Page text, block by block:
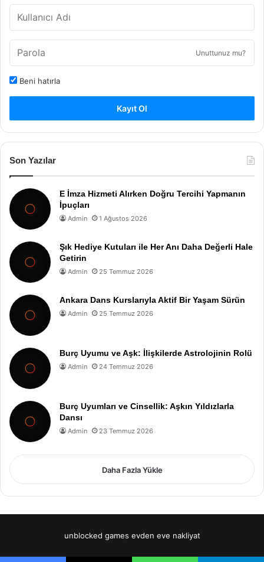
Unuttunuz mu?
Beni hatırla
Kayıt Ol
Son Yazılar
E İmza Hizmeti Alırken Doğru Tercihi Yapmanın
İpuçları
Admin 1 Ağustos 2026
Şık Hediye Kutuları ile Her Anı Daha Değerli Hale
Getirin
Admin 25 Temmuz 2026
Ankara Dans Kurslarıyla Aktif Bir Yaşam Sürün
Admin 25 Temmuz 2026
Burç Uyumu ve Aşk: İlişkilerde Astrolojinin Rolü
Admin 24 Temmuz 2026
Burç Uyumları ve Cinsellik: Aşkın Yıldızlarla
Dansı
Admin 23 Temmuz 2026
Daha Fazla Yükle
unblocked games evden eve nakliyat